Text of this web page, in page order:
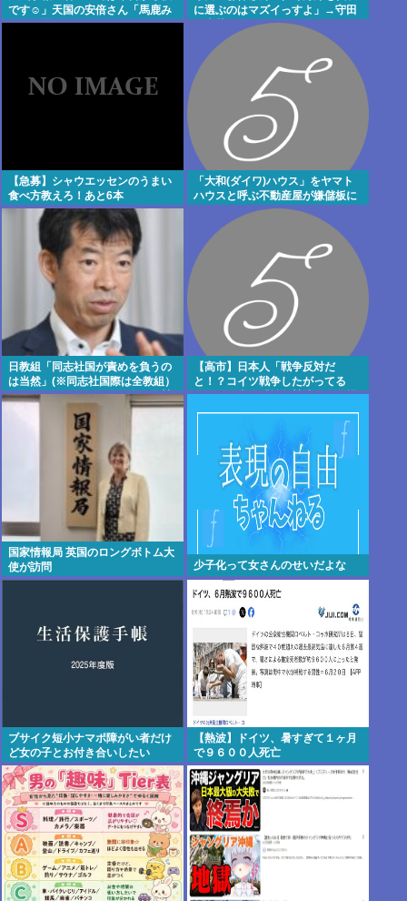
です☺」天国の安倍さん「馬鹿み
たいな暦だな」
に選ぶのはマズイっすよ」→守田
【急募】シャウエッセンのうまい
食べ方教えろ！あと6本
「大和(ダイワ)ハウス」をヤマト
ハウスと呼ぶ不動産屋が嫌儲板に
日教組「同志社国が責めを負うの
は当然」(※同志社国際は全教組）
日教組はバランスいいと自画自賛
【高市】日本人「戦争反対だ
と！？コイツ戦争したがってる
ぞ！」日本人「戦争賛成こそが戦
争を防ぐ！」
国家情報局 英国のロングボトム大
使が訪問
少子化って女さんのせいだよな
ブサイク短小ナマポ障がい者だけ
ど女の子とお付き合いしたい
【熱波】ドイツ、暑すぎて１ヶ月
で９６００人死亡